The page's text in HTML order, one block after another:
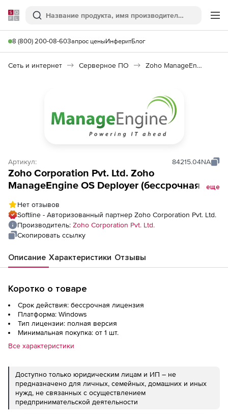
Softline
Поиск
8 (800) 200-08-60Запрос ценыИнферитБлог
Сеть и интернет Серверное ПО Zoho ManageEngine OS Deployer
Артикул: 84215.04NA
Zoho Corporation Pvt. Ltd. Zoho
ManageEngine OS Deployer (бессрочная
Installation), fee for 10 Additional User
еще
Нет отзывов
Softline - Авторизованный партнер Zoho Corporation Pvt. Ltd.
Производитель: Zoho Corporation Pvt. Ltd.
Скопировать ссылку
Описание Характеристики Отзывы
Коротко о товаре
Срок действия: бессрочная лицензия
Платформа: Windows
Тип лицензии: полная версия
Минимальная покупка: от 1 шт.
Все характеристики
Доступно только юридическим лицам и ИП – не
предназначено для личных, семейных, домашних и иных
нужд, не связанных с осуществлением
предпринимательской деятельности